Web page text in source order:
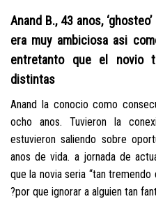
Anand B., 43 anos,
era muy ambiciosa asi­
entretanto que el novio
distintas
Anand la conocio como
ocho anos. Tuvieron la
estuvieron saliendo sobre
anos de vida. a jornada de
que la novia seri­a “tan
?por que ignorar a alguien tan